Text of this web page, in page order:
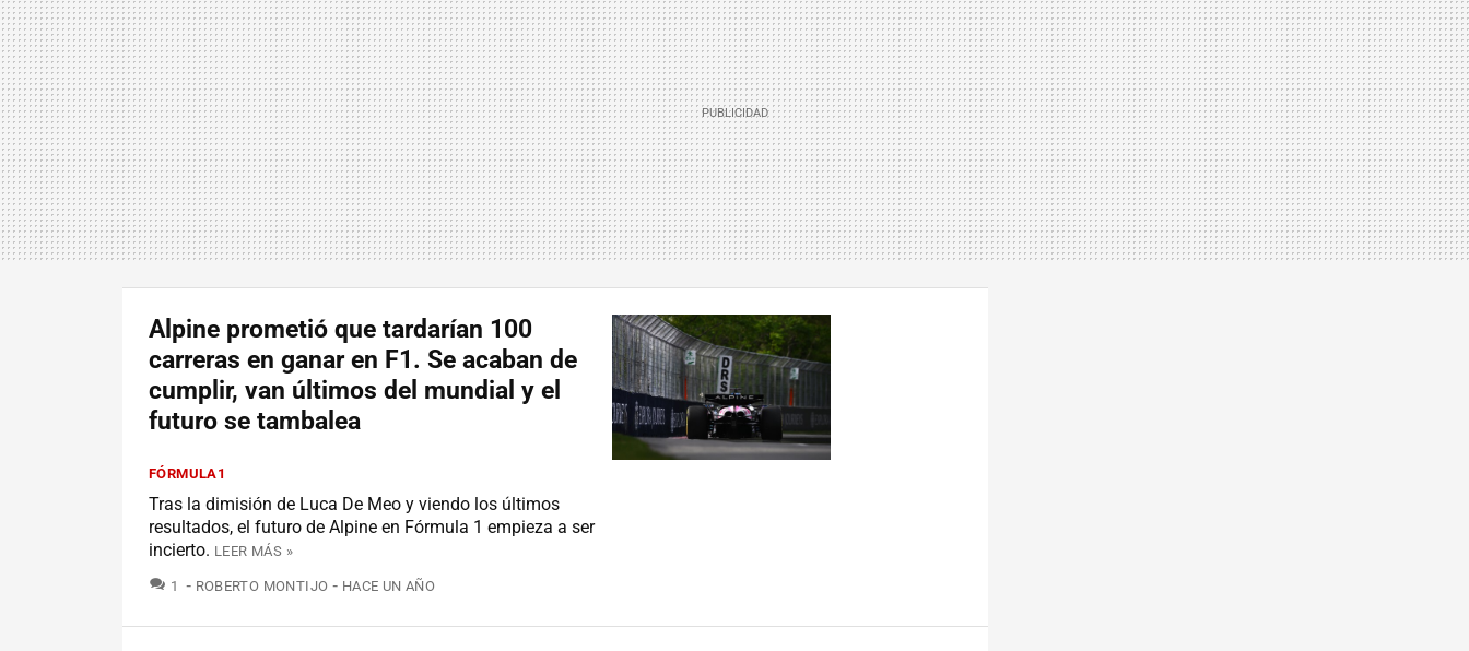
Alpine prometió que tardarían 100
carreras en ganar en F1. Se acaban de
cumplir, van últimos del mundial y el
futuro se tambalea
FÓRMULA1
Tras la dimisión de Luca De Meo y viendo los últimos
resultados, el futuro de Alpine en Fórmula 1 empieza a ser
incierto. LEER MÁS »
1 COMENTARIOS
ROBERTO MONTIJO HACE UN AÑO